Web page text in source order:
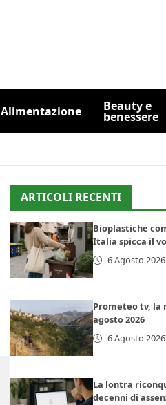
Alimentazione Beauty e
benessere
ARTICOLI RECENTI
Bioplastiche
Italia spicca il
6 Agosto 2026
Prometeo tv, la
agosto 2026
6 Agosto 2026
La lontra
decenni di